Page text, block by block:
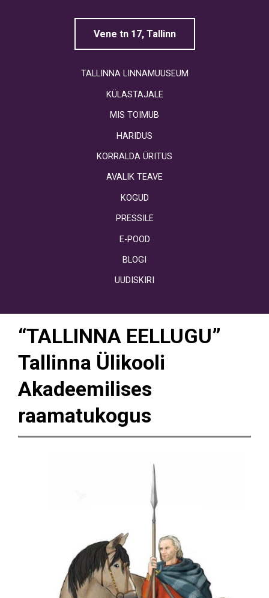
Vene tn 17, Tallinn
TALLINNA LINNAMUUSEUM
KÜLASTAJALE
MIS TOIMUB
HARIDUS
KORRALDA ÜRITUS
AVALIK TEAVE
KOGUD
PRESSILE
E-POOD
BLOGI
UUDISKIRI
“TALLINNA EELLUGU”
Tallinna Ülikooli
Akadeemilises
raamatukogus